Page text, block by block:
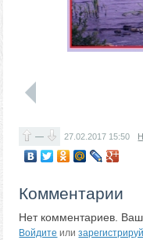
— 27.02.2017 15:50
Комментарии
Нет комментариев.
Войдите или